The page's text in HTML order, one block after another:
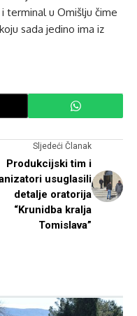
terminal u Omišlju čime
sada jedino ima iz
Sljedeći Članak
Produkcijski tim i
usuglasili
detalje oratorija
“Krunidba kralja
Tomislava”